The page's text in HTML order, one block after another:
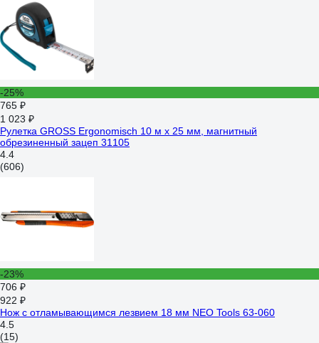
-25%
765 ₽
1 023 ₽
Рулетка GROSS Ergonomisch 10 м x 25 мм, магнитный
обрезиненный зацеп 31105
4.4
(606)
-23%
706 ₽
922 ₽
Нож с отламывающимся лезвием 18 мм NEO Tools 63-060
4.5
(15)